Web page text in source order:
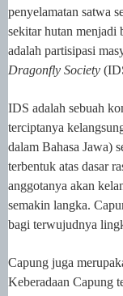
penyelamatan satwa
sekitar hutan
adalah partisipasi
Dragonfly Society
IDS adalah sebuah
terciptanya
dalam Bahasa Jawa)
terbentuk atas dasar
anggotanya akan
semakin langka.
bagi terwujudnya
Capung juga
Keberadaan Capung